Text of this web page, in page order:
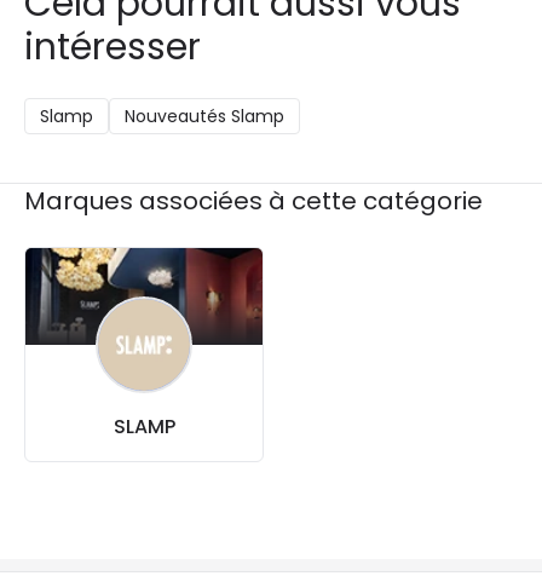
intéresser
Slamp Nouveautés Slamp
Marques associées à cette catégorie
SLAMP
Decline